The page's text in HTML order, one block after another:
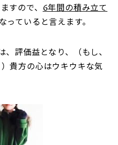
すので、 6年間の積み立て
っていると言えます。
評価益となり、（もし、
貴方の心はウキウキな気